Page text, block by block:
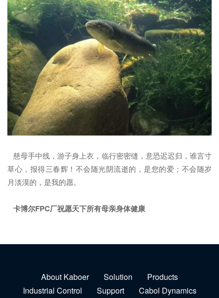
慈母手中线，游子身上衣，临行密密缝，意恐迟迟归，谁言寸
草心，报得三春辉！不会随光阴流逝的，是您的爱；不会随岁
月淡漠的，是我的愿。
卡博尔FPC厂祝愿天下所有母亲身体健康
About Kaboer Solution
Products
Industrial Control
Support
Cabol Dynamics